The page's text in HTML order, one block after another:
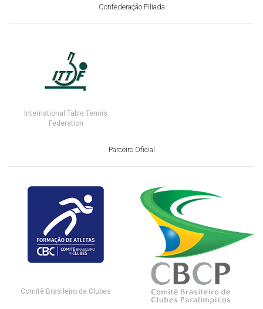
Confederação Filiada
International Table Tennis
Federation
Parceiro Oficial
Comitê Brasileiro de Clubes